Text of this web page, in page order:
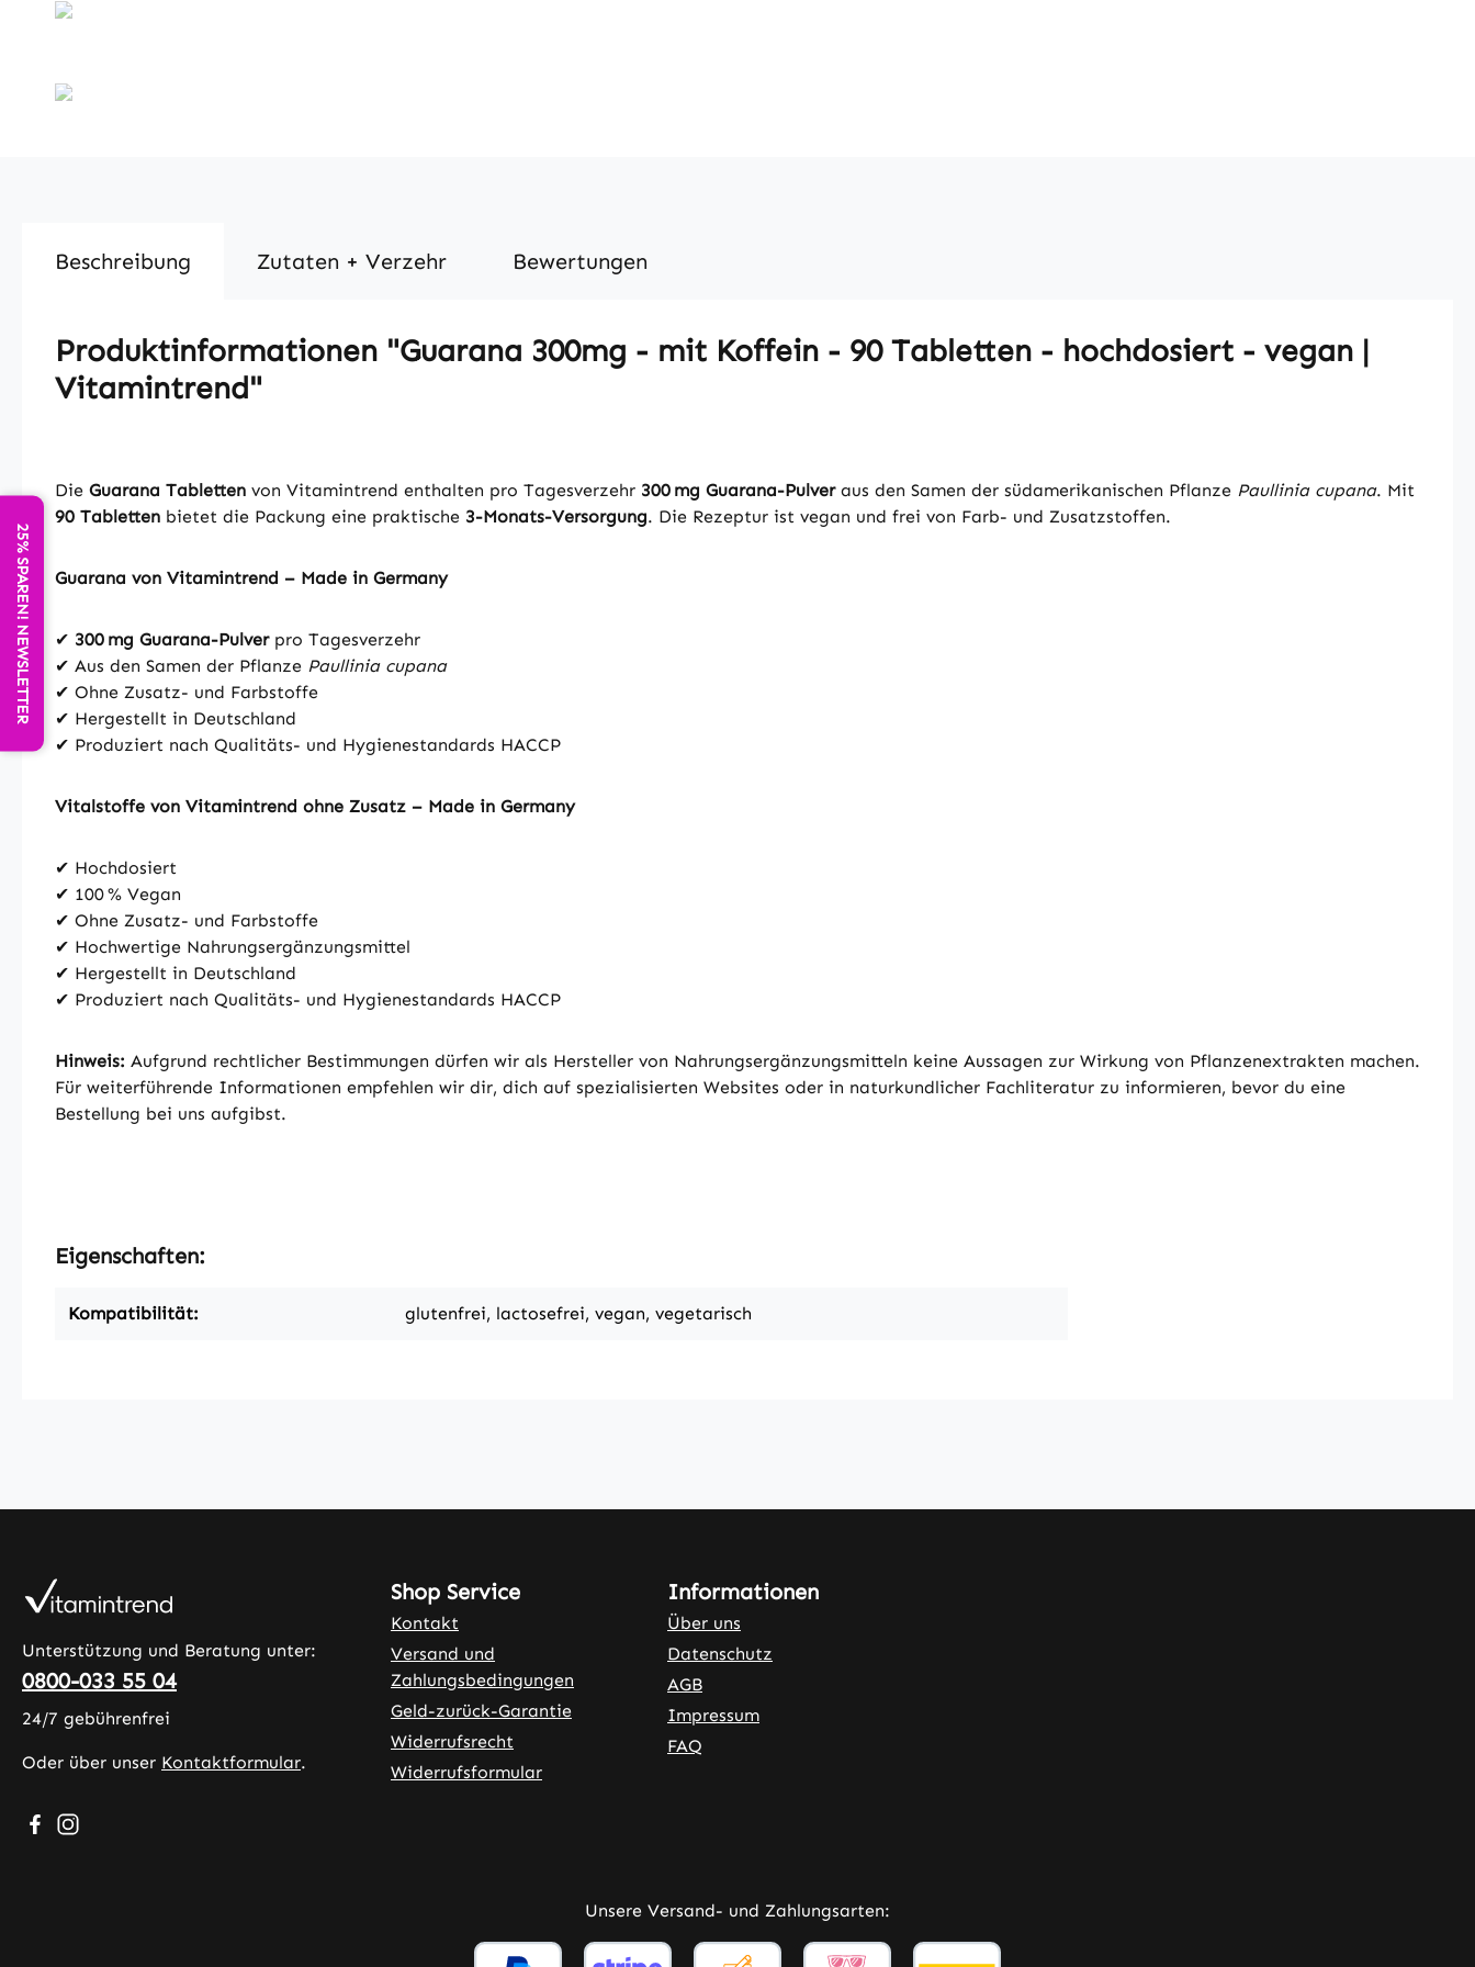
25% SPAREN! NEWSLETTER
Beschreibung Zutaten + Verzehr Bewertungen
Produktinformationen "Guarana 300mg - mit Koffein - 90 Tabletten - hochdosiert - vegan |
Vitamintrend"
Die Guarana Tabletten von Vitamintrend enthalten pro Tagesverzehr 300 mg Guarana-Pulveraus den Samen der südamerikanischen Pflanze Paullinia cupana. Mit
90 Tabletten bietet die Packung eine praktische 3-Monats-Versorgung. Die Rezeptur ist vegan und frei von Farb- und Zusatzstoffen.
Guarana von Vitamintrend – Made in Germany
✔ 300 mg Guarana-Pulverpro Tagesverzehr
✔ Aus den Samen der Pflanze Paullinia cupana
✔ Ohne Zusatz- und Farbstoffe
✔ Hergestellt in Deutschland
✔ Produziert nach Qualitäts- und Hygienestandards HACCP
Vitalstoffe von Vitamintrend ohne Zusatz – Made in Germany
✔ Hochdosiert
✔ 100 % Vegan
✔ Ohne Zusatz- und Farbstoffe
✔ Hochwertige Nahrungsergänzungsmittel
✔ Hergestellt in Deutschland
✔ Produziert nach Qualitäts- und Hygienestandards HACCP
Hinweis: Aufgrund rechtlicher Bestimmungen dürfen wir als Hersteller von Nahrungsergänzungsmitteln keine Aussagen zur Wirkung von Pflanzenextrakten machen.
Für weiterführende Informationen empfehlen wir dir, dich auf spezialisierten Websites oder in naturkundlicher Fachliteratur zu informieren, bevor du eine
Bestellung bei uns aufgibst.
Eigenschaften:
Kompatibilität: glutenfrei, lactosefrei, vegan, vegetarisch
Unterstützung und Beratung unter:
0800-033 55 04
24/7 gebührenfrei
Oder über unser Kontaktformular.
Besuche uns auf Facebook – öffnet in neuem Tab (externer Link)
Schau auf Instagram vorbei – öffnet in neuem Tab (externer Link)
Shop Service
Kontakt
Versand und
Zahlungsbedingungen
Geld-zurück-Garantie
Widerrufsrecht
Widerrufsformular
Informationen
Über uns
Datenschutz
AGB
Impressum
FAQ
Unsere Versand- und Zahlungsarten: